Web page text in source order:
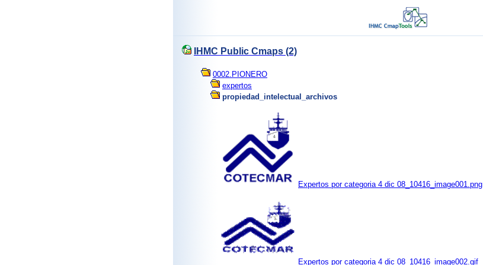
IHMC Public Cmaps (2)
0002.PIONERO
expertos
propiedad_intelectual_archivos
Expertos por categoria 4 dic 08_10416_image001.png
Expertos por categoria 4 dic 08_10416_image002.gif